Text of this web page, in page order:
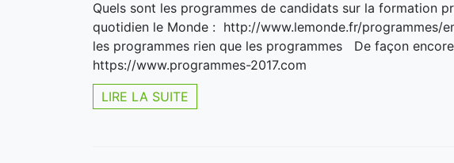
Quels sont les programmes de candidats sur la formation
quotidien le Monde : http://www.lemonde.fr/programmes/
les programmes rien que les programmes De façon
https://www.programmes-2017.com
LIRE LA SUITE